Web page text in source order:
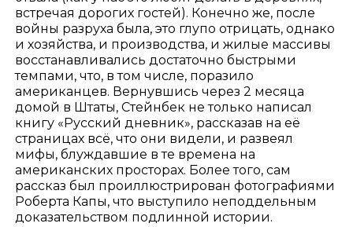
встречая дорогих гостей). Конечно же, после
войны разруха была, это глупо отрицать, однако
и хозяйства, и производства, и жилые массивы
восстанавливались достаточно быстрыми
темпами, что, в том числе, поразило
американцев. Вернувшись через 2 месяца
домой в Штаты, Стейнбек не только написал
книгу «Русский дневник», рассказав на её
страницах всё, что они видели, и развеял
мифы, блуждавшие в те времена на
американских просторах. Более того, сам
рассказ был проиллюстрирован фотографиями
Роберта Капы, что выступило неподдельным
доказательством подлинной истории.